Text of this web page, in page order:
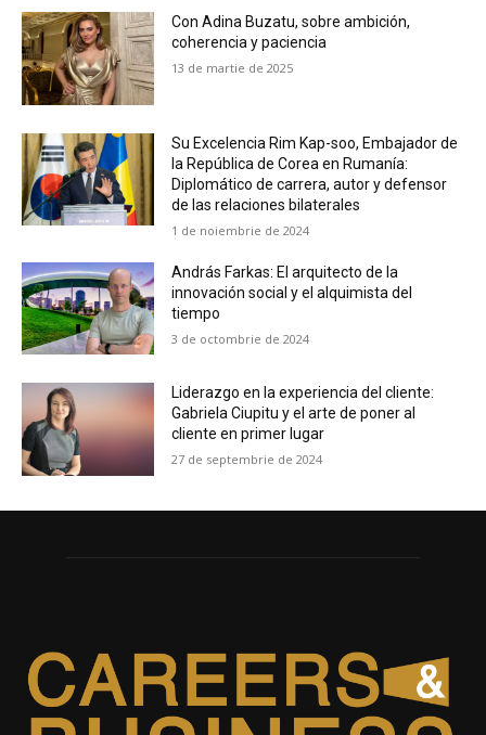
Con Adina Buzatu, sobre ambición,
coherencia y paciencia
13 de martie de 2025
Su Excelencia Rim Kap-soo, Embajador de
la República de Corea en Rumanía:
Diplomático de carrera, autor y defensor
de las relaciones bilaterales
1 de noiembrie de 2024
András Farkas: El arquitecto de la
innovación social y el alquimista del
tiempo
3 de octombrie de 2024
Liderazgo en la experiencia del cliente:
Gabriela Ciupitu y el arte de poner al
cliente en primer lugar
27 de septembrie de 2024